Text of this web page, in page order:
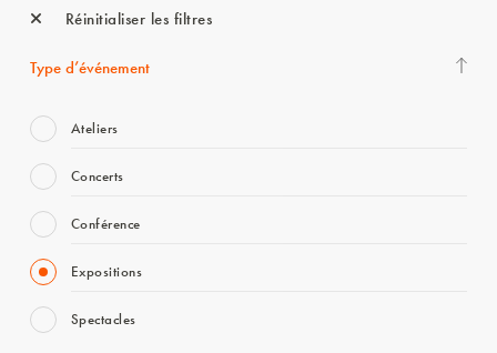
Réinitialiser les filtres
Type d’événement
Ateliers
Concerts
Conférence
Expositions
Spectacles